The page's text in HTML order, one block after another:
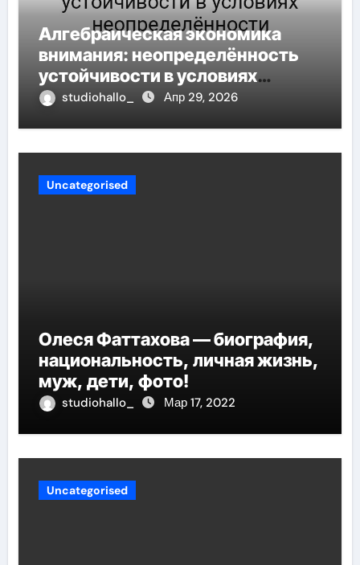
Алгебраическая экономика
внимания: неопределённость
устойчивости в условиях
неопределённости
studiohallo_ Апр 29, 2026
Uncategorised
Олеся Фаттахова — биография,
национальность, личная жизнь,
муж, дети, фото!
studiohallo_ Мар 17, 2022
Uncategorised